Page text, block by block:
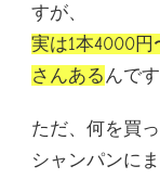
すが、
実は1本4000円
さんある んです
ただ、何を買
シャンパンに